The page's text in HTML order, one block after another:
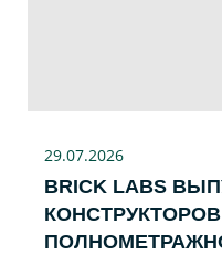
29.07.2026
BRICK LABS